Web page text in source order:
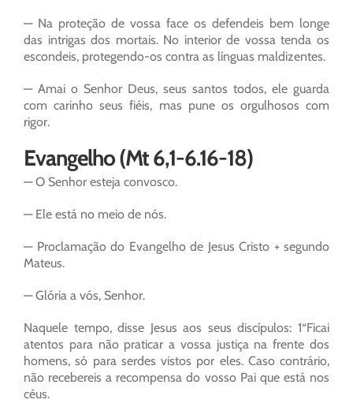
— Na proteção de vossa face os defendeis bem longe
das intrigas dos mortais. No interior de vossa tenda os
escondeis, protegendo-os contra as línguas maldizentes.
— Amai o Senhor Deus, seus santos todos, ele guarda
com carinho seus fiéis, mas pune os orgulhosos com
rigor.
Evangelho (Mt 6,1-6.16-18)
— O Senhor esteja convosco.
— Ele está no meio de nós.
— Proclamação do Evangelho de Jesus Cristo + segundo
Mateus.
— Glória a vós, Senhor.
Naquele tempo, disse Jesus aos seus discípulos: 1“Ficai
atentos para não praticar a vossa justiça na frente dos
homens, só para serdes vistos por eles. Caso contrário,
não recebereis a recompensa do vosso Pai que está nos
céus.